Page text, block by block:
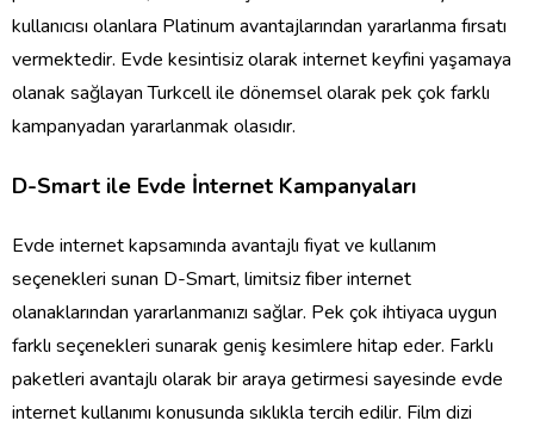
kullanıcısı olanlara Platinum avantajlarından yararlanma fırsatı
vermektedir. Evde kesintisiz olarak internet keyfini yaşamaya
olanak sağlayan Turkcell ile dönemsel olarak pek çok farklı
kampanyadan yararlanmak olasıdır.
D-Smart ile Evde İnternet Kampanyaları
Evde internet kapsamında avantajlı fiyat ve kullanım
seçenekleri sunan D-Smart, limitsiz fiber internet
olanaklarından yararlanmanızı sağlar. Pek çok ihtiyaca uygun
farklı seçenekleri sunarak geniş kesimlere hitap eder. Farklı
paketleri avantajlı olarak bir araya getirmesi sayesinde evde
internet kullanımı konusunda sıklıkla tercih edilir. Film dizi